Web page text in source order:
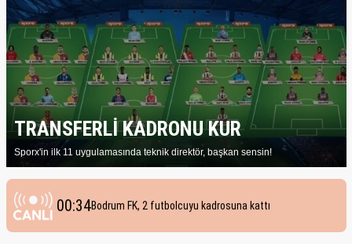
TRANSFERLİ KADRONU KUR
Sporx'in ilk 11 uygulamasında teknik direktör, başkan sensin!
01:02Fenerbahçe'de Sidiki Cherif için Stuttgart iddiası!
00:56Liverpool'dan 40 milyon euroluk transfer; Victor Munoz
00:34Bodrum FK, 2 futbolcuyu kadrosuna kattı